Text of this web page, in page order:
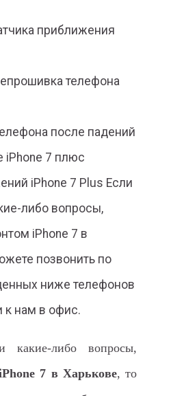
приближения
телефона
после падений
iPhone 7 плюс
iPhone 7 Plus Если
либо вопросы,
iPhone 7 в
позвонить по
ниже телефонов
к нам в офис.
либо вопросы,
7 в Харькове, то